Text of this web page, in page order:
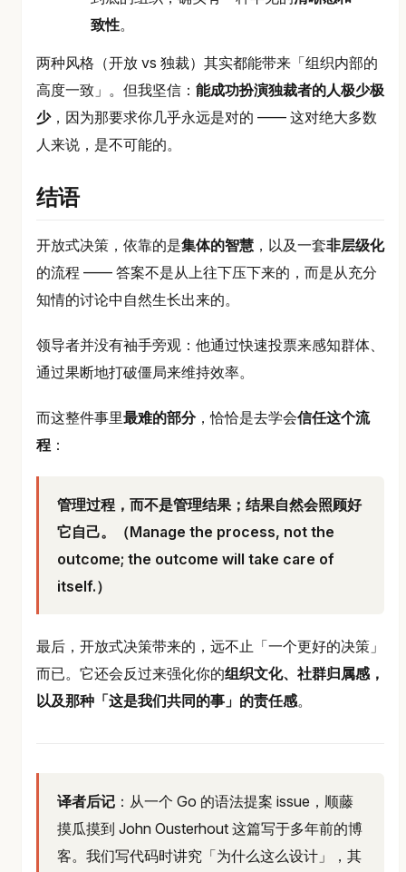
致性。
两种风格（开放 vs 独裁）其实都能带来「组织内部的
高度一致」。但我坚信： 能成功扮演独裁者的人极少极
少，因为那要求你几乎永远是对的 —— 这对绝大多数
人来说，是不可能的。
结语
开放式决策，依靠的是集体的智慧 ，以及一套非层级化
的流程 —— 答案不是从上往下压下来的，而是从充分
知情的讨论中自然生长出来的。
领导者并没有袖手旁观：他通过快速投票来感知群体、
通过果断地打破僵局来维持效率。
而这整件事里最难的部分，恰恰是去学会信任这个流
程 ：
管理过程，而不是管理结果；结果自然会照顾好
它自己。（Manage the process, not the
outcome; the outcome will take care of
itself.）
最后，开放式决策带来的，远不止「一个更好的决策」
而已。它还会反过来强化你的组织文化、社群归属感，
以及那种「这是我们共同的事」的责任感。
译者后记 ：从一个 Go 的语法提案 issue，顺藤
摸瓜摸到 John Ousterhout 这篇写于多年前的博
客。我们写代码时讲究「为什么这么设计」，其